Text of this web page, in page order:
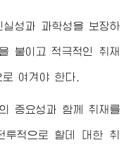
성과 과학성을 보장하
붙이고 적극적인 취재
여겨야 한다.
중요성과 함께 취재를
투적으로 할데 대한 취